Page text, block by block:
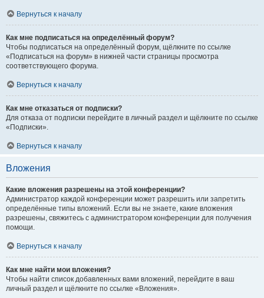
Вернуться к началу
Как мне подписаться на определённый форум?
Чтобы подписаться на определённый форум, щёлкните по ссылке
«Подписаться на форум» в нижней части страницы просмотра
соответствующего форума.
Вернуться к началу
Как мне отказаться от подписки?
Для отказа от подписки перейдите в личный раздел и щёлкните по ссылке
«Подписки».
Вернуться к началу
Вложения
Какие вложения разрешены на этой конференции?
Администратор каждой конференции может разрешить или запретить
определённые типы вложений. Если вы не знаете, какие вложения
разрешены, свяжитесь с администратором конференции для получения
помощи.
Вернуться к началу
Как мне найти мои вложения?
Чтобы найти список добавленных вами вложений, перейдите в ваш
личный раздел и щёлкните по ссылке «Вложения».